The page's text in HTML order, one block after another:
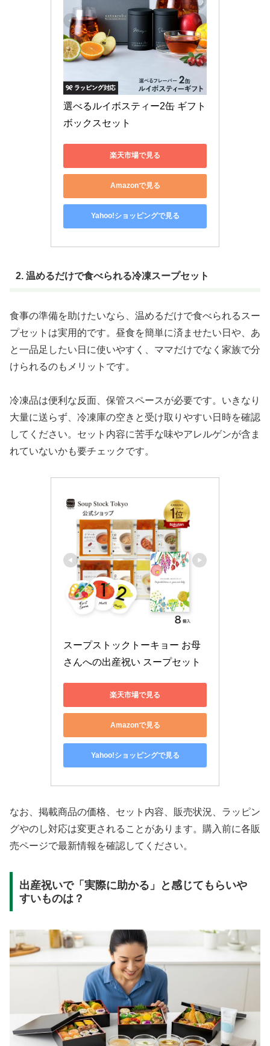
選べるルイボスティー2缶 ギフト
ボックスセット
楽天市場で見る
Amazonで見る
Yahoo!ショッピングで見る
2. 温めるだけで食べられる冷凍スープセット
食事の準備を助けたいなら、温めるだけで食べられるスー
プセットは実用的です。昼食を簡単に済ませたい日や、あ
と一品足したい日に使いやすく、ママだけでなく家族で分
けられるのもメリットです。
冷凍品は便利な反面、保管スペースが必要です。いきなり
大量に送らず、冷凍庫の空きと受け取りやすい日時を確認
してください。セット内容に苦手な味やアレルゲンが含ま
れていないかも要チェックです。
スープストックトーキョー お母
さんへの出産祝い スープセット
楽天市場で見る
Amazonで見る
Yahoo!ショッピングで見る
なお、掲載商品の価格、セット内容、販売状況、ラッピン
グやのし対応は変更されることがあります。購入前に各販
売ページで最新情報を確認してください。
出産祝いで「実際に助かる」と感じてもらいや
すいものは？